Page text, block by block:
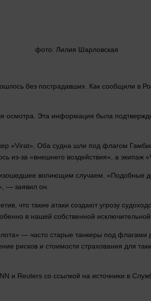
фото: Лилия Шарловская
без пострадавших. Как сообщили в
осмотра . Эта информация была
«Virat». Оба судна шли под флагом
из-за «внешнего воздействия», а
вопиющим случаем. «Подобные
— заявил он.
что такие атаки создают угрозу
в нашей собственной
— часто старые танкеры под
рисков и стоимости страхования для
и Reuters со ссылкой на источники в